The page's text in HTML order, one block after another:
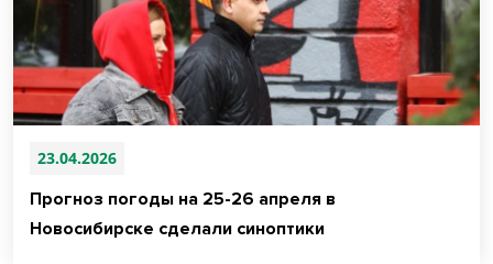
23.04.2026
Прогноз погоды на 25-26 апреля в
Новосибирске сделали синоптики